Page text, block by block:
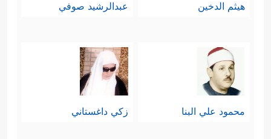
هيثم الدخين عبدالرشيد صوفي
محمود علي البنا زكي داغستاني